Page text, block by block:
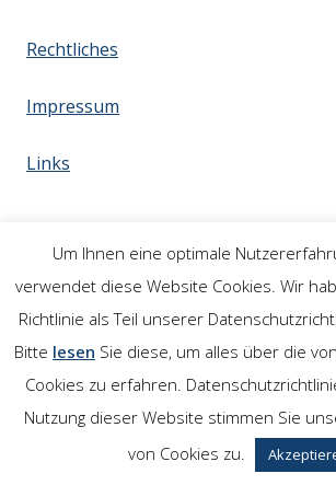
Rechtliches
Impressum
Links
Um Ihnen eine optimale
verwendet diese Website Cookies. Wir
Richtlinie als Teil unserer
Bitte lesen Sie diese, um alles über die
Cookies zu erfahren.
Nutzung dieser Website stimmen Sie
von Cookies zu.